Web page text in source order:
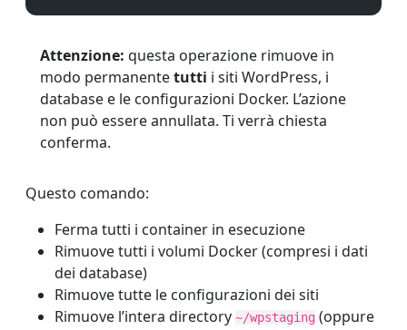
Attenzione: questa operazione rimuove in
modo permanentetutti i siti WordPress, i
database e le configurazioni Docker. L’azione
non può essere annullata. Ti verrà chiesta
conferma.
Questo comando:
Ferma tutti i container in esecuzione
Rimuove tutti i volumi Docker (compresi i dati
dei database)
Rimuove tutte le configurazioni dei siti
Rimuove l’intera directory ~/wpstaging (oppure